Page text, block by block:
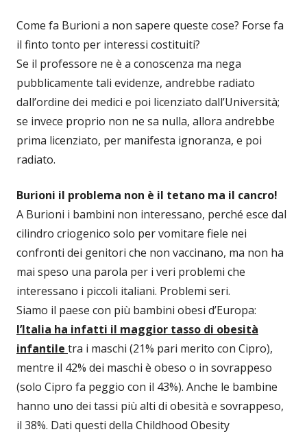
Come fa Burioni a non sapere queste cose? Forse fa
il finto tonto per interessi costituiti?
Se il professore ne è a conoscenza ma nega
pubblicamente tali evidenze, andrebbe radiato
dall’ordine dei medici e poi licenziato dall’Università;
se invece proprio non ne sa nulla, allora andrebbe
prima licenziato, per manifesta ignoranza, e poi
radiato.
Burioni il problema non è il tetano ma il cancro!
A Burioni i bambini non interessano, perché esce dal
cilindro criogenico solo per vomitare fiele nei
confronti dei genitori che non vaccinano, ma non ha
mai speso una parola per i veri problemi che
interessano i piccoli italiani. Problemi seri.
Siamo il paese con più bambini obesi d’Europa:
l’Italia ha infatti il maggior tasso di obesità
infantile tra i maschi (21% pari merito con Cipro),
mentre il 42% dei maschi è obeso o in sovrappeso
(solo Cipro fa peggio con il 43%). Anche le bambine
hanno uno dei tassi più alti di obesità e sovrappeso,
il 38%. Dati questi della Childhood Obesity